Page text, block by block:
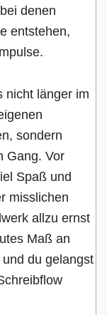
denen
entstehen,
nicht länger im
sondern
Gang. Vor
Spaß und
misslichen
allzu ernst
Maß an
du gelangst